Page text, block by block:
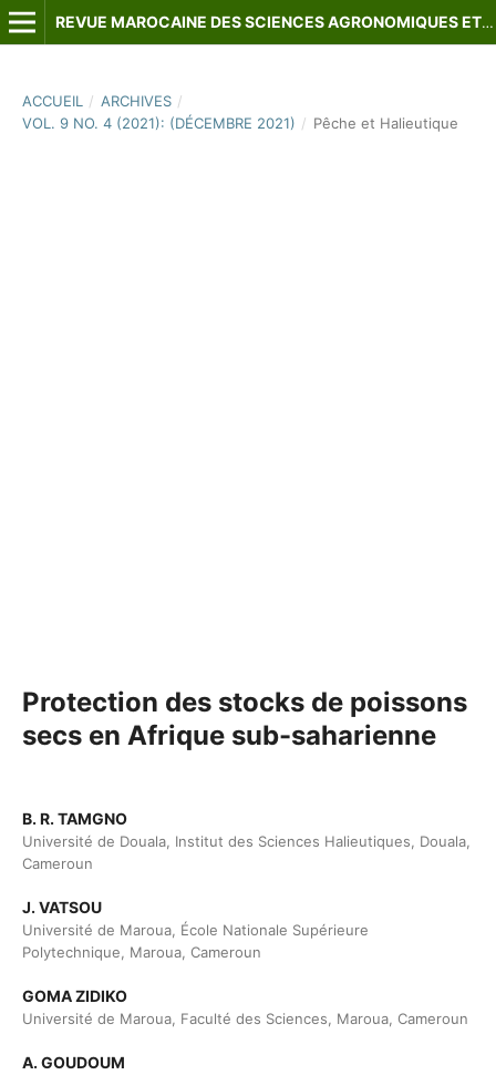
REVUE MAROCAINE DES SCIENCES AGRONOMIQUES ET VÉTÉRINAIRES
ACCUEIL / ARCHIVES /
VOL. 9 NO. 4 (2021): (DÉCEMBRE 2021) / Pêche et Halieutique
Protection des stocks de poissons
secs en Afrique sub-saharienne
B. R. TAMGNO
Université de Douala, Institut des Sciences Halieutiques, Douala,
Cameroun
J. VATSOU
Université de Maroua, École Nationale Supérieure
Polytechnique, Maroua, Cameroun
GOMA ZIDIKO
Université de Maroua, Faculté des Sciences, Maroua, Cameroun
A. GOUDOUM